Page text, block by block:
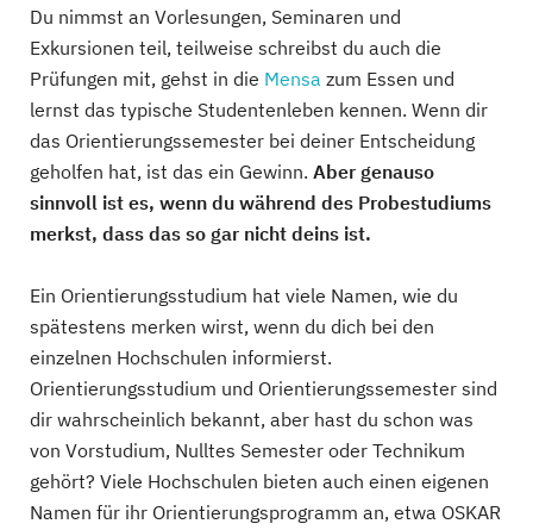
Du nimmst an Vorlesungen, Seminaren und
Exkursionen teil, teilweise schreibst du auch die
Prüfungen mit, gehst in die Mensa zum Essen und
lernst das typische Studentenleben kennen. Wenn dir
das Orientierungssemester bei deiner Entscheidung
geholfen hat, ist das ein Gewinn. Aber genauso
sinnvoll ist es, wenn du während des Probestudiums
merkst, dass das so gar nicht deins ist.
Ein Orientierungsstudium hat viele Namen, wie du
spätestens merken wirst, wenn du dich bei den
einzelnen Hochschulen informierst.
Orientierungsstudium und Orientierungssemester sind
dir wahrscheinlich bekannt, aber hast du schon was
von Vorstudium, Nulltes Semester oder Technikum
gehört? Viele Hochschulen bieten auch einen eigenen
Namen für ihr Orientierungsprogramm an, etwa OSKAR